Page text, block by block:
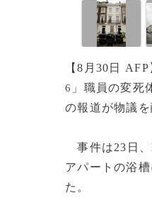
【8月30日
6 」職員の変死
の報道が物議を
事件は23日、
アパートの浴
た。